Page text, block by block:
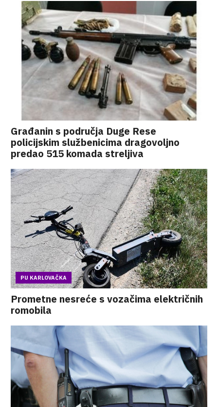
Građanin s područja Duge Rese
policijskim službenicima dragovoljno
predao 515 komada streljiva
PU KARLOVAČKA
Prometne nesreće s vozačima električnih
romobila